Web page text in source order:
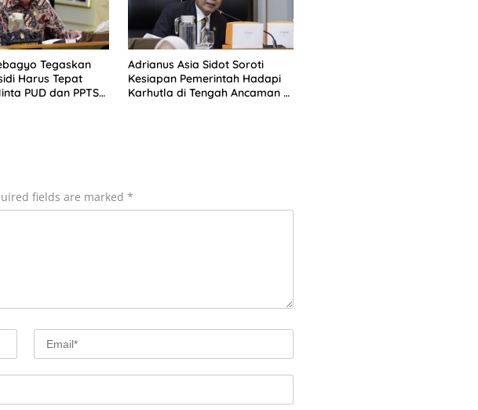
Tegaskan
Harus Tepat
PUD dan PPTS
Adrianus Asia Sidot Soroti
Kesiapan Pemerintah Hadapi
Karhutla di Tengah Ancaman El
fields are marked *